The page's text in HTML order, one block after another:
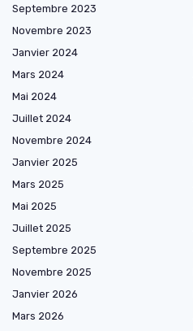
Septembre 2023
Novembre 2023
Janvier 2024
Mars 2024
Mai 2024
Juillet 2024
Novembre 2024
Janvier 2025
Mars 2025
Mai 2025
Juillet 2025
Septembre 2025
Novembre 2025
Janvier 2026
Mars 2026